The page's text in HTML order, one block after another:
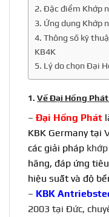
2. Đặc điểm Khớp
3. Ứng dụng Khớp
4. Thông số kỹ
KB4K
5. Lý do chọn Đại
1. Về Đại Hồng
– Đại Hồng Phát
KBK Germany tại
các giải pháp
hãng, đáp ứng
hiệu suất và độ
– KBK
2003 tại Đức,